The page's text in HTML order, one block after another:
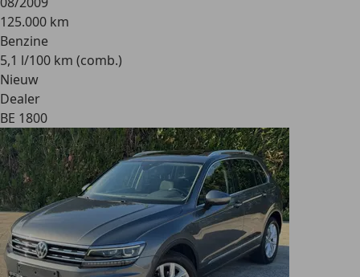
125.000 km
Benzine
5,1 l/100 km (comb.)
Nieuw
Dealer
BE 1800